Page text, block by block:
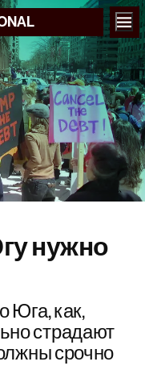
нужно
Юга, как,
страдают
срочно